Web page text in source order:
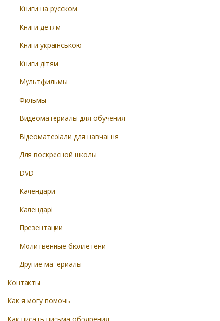
Книги на русском
Книги детям
Книги українською
Книги дітям
Мультфильмы
Фильмы
Видеоматериалы для обучения
Відеоматеріали для навчання
Для воскресной школы
DVD
Календари
Календарі
Презентации
Молитвенные бюллетени
Другие материалы
Контакты
Как я могу помочь
Как писать письма ободрения